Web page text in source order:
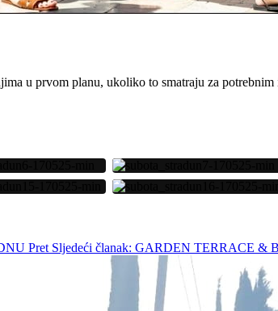
u prvom planu, ukoliko to smatraju za
Pret Sljedeći članak: GARDEN TERRACE &